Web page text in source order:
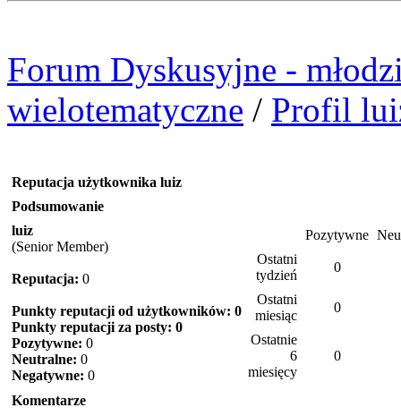
Forum Dyskusyjne -
wielotematyczne / Profil
Reputacja użytkownika luiz
Podsumowanie
luiz
(Senior Member)
Reputacja: 0
Punkty reputacji od użytkowników: 0
Punkty reputacji za posty: 0
Pozytywne: 0
Neutralne: 0
Negatywne: 0
Pozytywne
Ostatni
tydzień
0
Ostatni
miesiąc
0
Ostatnie
6
miesięcy
0
Komentarze